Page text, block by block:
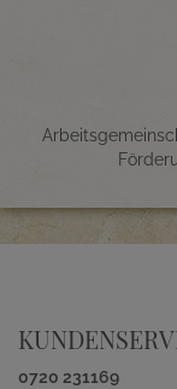
0720 231169